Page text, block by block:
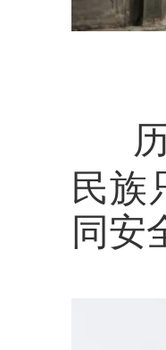
民族
同安